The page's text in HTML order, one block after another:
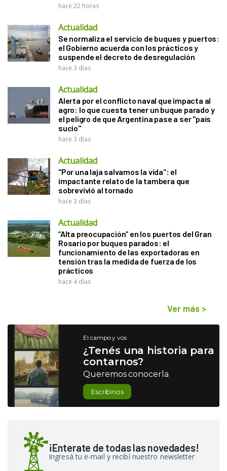
hace 22 horas
Actualidad
Se normaliza el servicio de buques y puertos:
el Gobierno acuerda con los prácticos y
suspende el decreto de desregulación
hace 3 días
Actualidad
Alerta por el conflicto naval que impacta al
agro: lo que cuesta tener un buque parado y
el peligro de que Argentina pase a ser "país
sucio"
hace 3 días
Actualidad
"Por una laja salvamos la vida": el
impactante relato de la tambera que
sobrevivió al tornado
hace 3 días
Actualidad
“Alta preocupación” en los puertos del Gran
Rosario por buques parados: el
funcionamiento de las exportadoras en
tensión tras la medida de fuerza de los
prácticos
hace 4 días
Ver más >
El campo y vos
¿Tenés una historia para
contarnos?
Queremos conocerla
Escribinos
¡Enterate de todas las novedades!
Ingresá tu e-mail y recibí nuestro newsletter